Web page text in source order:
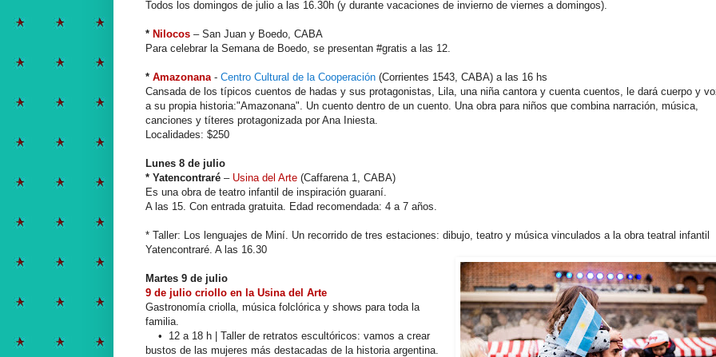
Todos los domingos de julio a las 16.30h (y durante vacaciones de invierno de viernes a domingos).
* Nilocos – San Juan y Boedo, CABA
Para celebrar la Semana de Boedo, se presentan #gratis a las 12.
* Amazonana - Centro Cultural de la Cooperación (Corrientes 1543, CABA) a las 16 hs
Cansada de los típicos cuentos de hadas y sus protagonistas, Lila, una niña cantora y cuenta cuentos, le dará cuerpo y
a su propia historia:"Amazonana". Un cuento dentro de un cuento. Una obra para niños que combina narración, música,
canciones y títeres protagonizada por Ana Iniesta.
Localidades: $250
Lunes 8 de julio
* Yatencontraré – Usina del Arte (Caffarena 1, CABA)
Es una obra de teatro infantil de inspiración guaraní.
A las 15. Con entrada gratuita. Edad recomendada: 4 a 7 años.
* Taller: Los lenguajes de Miní. Un recorrido de tres estaciones: dibujo, teatro y música vinculados a la obra teatral infantil
Yatencontraré. A las 16.30
Martes 9 de julio
9 de julio criollo en la Usina del Arte
Gastronomía criolla, música folclórica y shows para toda la
familia.
• 12 a 18 h | Taller de retratos escultóricos: vamos a crear
bustos de las mujeres más destacadas de la historia argentina.